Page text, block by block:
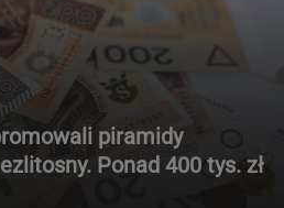
piramidy
Ponad 400 tys. zł